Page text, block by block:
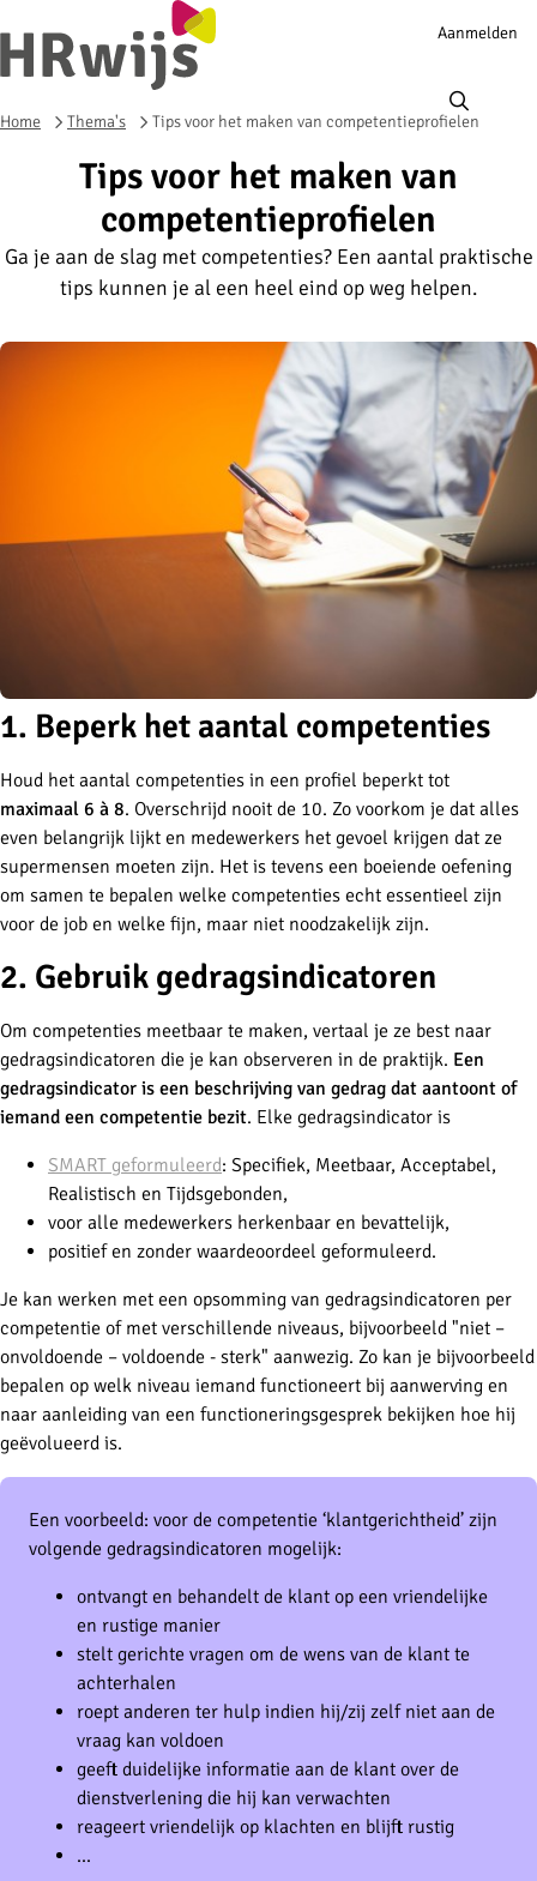
Account
Aanmelden
Home Thema's Tips voor het maken van competentieprofielen
Tips voor het maken van
competentieprofielen
Ga je aan de slag met competenties? Een aantal praktische
tips kunnen je al een heel eind op weg helpen.
1. Beperk het aantal competenties
Houd het aantal competenties in een profiel beperkt tot
maximaal 6 à 8. Overschrijd nooit de 10. Zo voorkom je dat alles
even belangrijk lijkt en medewerkers het gevoel krijgen dat ze
supermensen moeten zijn. Het is tevens een boeiende oefening
om samen te bepalen welke competenties echt essentieel zijn
voor de job en welke fijn, maar niet noodzakelijk zijn.
2. Gebruik gedragsindicatoren
Om competenties meetbaar te maken, vertaal je ze best naar
gedragsindicatoren die je kan observeren in de praktijk. Een
gedragsindicator is een beschrijving van gedrag dat aantoont of
iemand een competentie bezit. Elke gedragsindicator is
SMART geformuleerd: Specifiek, Meetbaar, Acceptabel,
Realistisch en Tijdsgebonden,
voor alle medewerkers herkenbaar en bevattelijk,
positief en zonder waardeoordeel geformuleerd.
Je kan werken met een opsomming van gedragsindicatoren per
competentie of met verschillende niveaus, bijvoorbeeld "niet –
onvoldoende – voldoende - sterk" aanwezig. Zo kan je bijvoorbeeld
bepalen op welk niveau iemand functioneert bij aanwerving en
naar aanleiding van een functioneringsgesprek bekijken hoe hij
geëvolueerd is.
Een voorbeeld: voor de competentie ‘klantgerichtheid’ zijn
volgende gedragsindicatoren mogelijk:
ontvangt en behandelt de klant op een vriendelijke
en rustige manier
stelt gerichte vragen om de wens van de klant te
achterhalen
roept anderen ter hulp indien hij/zij zelf niet aan de
vraag kan voldoen
geeft duidelijke informatie aan de klant over de
dienstverlening die hij kan verwachten
reageert vriendelijk op klachten en blijft rustig
...